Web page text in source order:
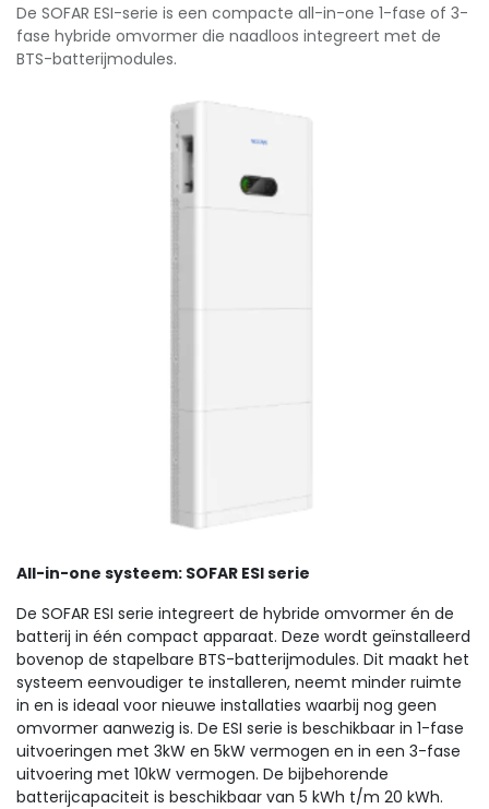
De SOFAR ESI-serie is een compacte all-in-one 1-fase of 3-
fase hybride omvormer die naadloos integreert met de
BTS-batterijmodules.
All-in-one systeem: SOFAR ESI serie
De SOFAR ESI serie integreert de hybride omvormer én de
batterij in één compact apparaat. Deze wordt geïnstalleerd
bovenop de stapelbare BTS-batterijmodules. Dit maakt het
systeem eenvoudiger te installeren, neemt minder ruimte
in en is ideaal voor nieuwe installaties waarbij nog geen
omvormer aanwezig is. De ESI serie is beschikbaar in 1-fase
uitvoeringen met 3kW en 5kW vermogen en in een 3-fase
uitvoering met 10kW vermogen. De bijbehorende
batterijcapaciteit is beschikbaar van 5 kWh t/m 20 kWh.